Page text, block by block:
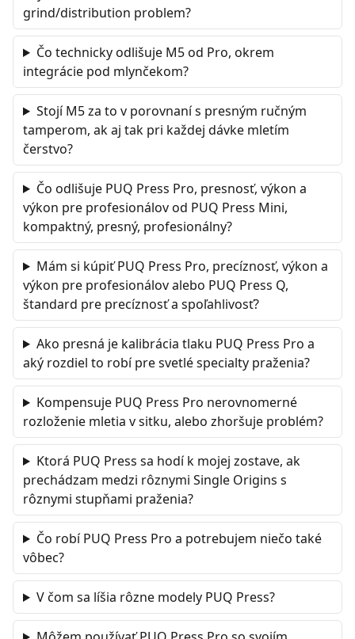
grind/distribution problem?
Čo technicky odlišuje M5 od Pro, okrem
integrácie pod mlynčekom?
Stojí M5 za to v porovnaní s presným ručným
tamperom, ak aj tak pri každej dávke mletím
čerstvo?
Čo odlišuje PUQ Press Pro, presnosť, výkon a
výkon pre profesionálov od PUQ Press Mini,
kompaktný, presný, profesionálny?
Mám si kúpiť PUQ Press Pro, precíznosť, výkon a
výkon pre profesionálov alebo PUQ Press Q,
štandard pre precíznosť a spoľahlivosť?
Ako presná je kalibrácia tlaku PUQ Press Pro a
aký rozdiel to robí pre svetlé specialty praženia?
Kompensuje PUQ Press Pro nerovnomerné
rozloženie mletia v sitku, alebo zhoršuje problém?
Ktorá PUQ Press sa hodí k mojej zostave, ak
prechádzam medzi rôznymi Single Origins s
rôznymi stupňami praženia?
Čo robí PUQ Press Pro a potrebujem niečo také
vôbec?
V čom sa líšia rôzne modely PUQ Press?